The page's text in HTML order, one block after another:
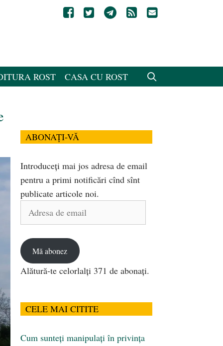
ROST CASA CU ROST
ABONAȚI-VĂ
Introduceți mai jos adresa de email
pentru a primi notificări cînd sînt
publicate articole noi.
Adresa
Mă abonez
Alătură-te celorlalți 371 de abonați.
CELE MAI CITITE
Cum sunteți manipulați în privința